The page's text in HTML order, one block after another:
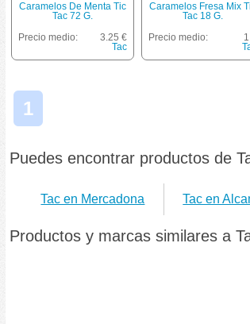
Caramelos De Menta Tic
Tac 72 G.
Precio medio:
3.25 €
Tac
Caramelos Fresa Mix
Tac 18 G.
Precio medio:
1
Puedes encontrar productos de
Tac en Mercadona Tac en
Productos y marcas similares a